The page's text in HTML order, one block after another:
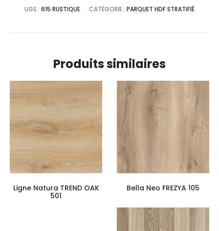
UGS : 615 RUSTIQUE CATÉGORIE : PARQUET HDF STRATIFIÉ
Produits similaires
Ligne Natura TREND OAK
501
Bella Neo FREZYA 105